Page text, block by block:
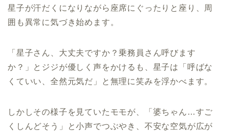
星子が汗だくになりながら座席にぐったりと座り、周
囲も異常に気づき始めます。
「星子さん、大丈夫ですか？乗務員さん呼びます
か？」とジジが優しく声をかけるも、星子は「呼ばな
くていい、全然元気だ」と無理に笑みを浮かべます。
しかしその様子を見ていたモモが、「婆ちゃん…すご
くしんどそう」と小声でつぶやき、不安な空気が広が